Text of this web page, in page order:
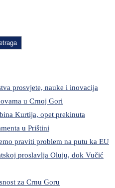
prosvjete, nauke i inovacija
u Crnoj Gori
Kurtija, opet prekinuta
u Prištini
praviti problem na putu ka EU
proslavlja Oluju, dok Vučić
za Crnu Goru